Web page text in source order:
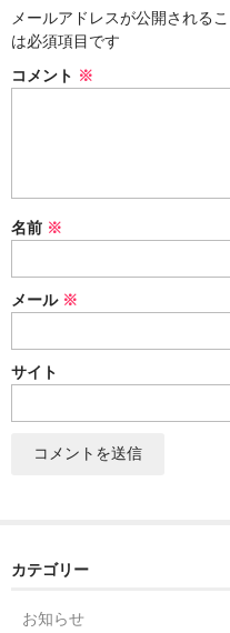
ふた付き
単品
セット
アウトレット
お問い合わせ
メールアドレスが公開される
は必須項目です
コメント ※
名前 ※
メール ※
サイト
カテゴリー
お知らせ